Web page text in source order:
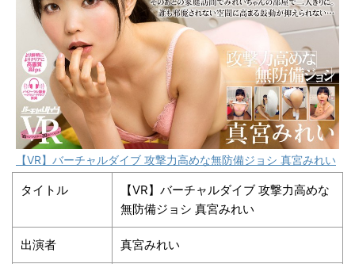
【VR】バーチャルダイブ 攻撃力高めな無防備ジョシ 真宮みれい
タイトル
【VR】バーチャルダイブ 攻撃力高めな
無防備ジョシ 真宮みれい
出演者 真宮みれい